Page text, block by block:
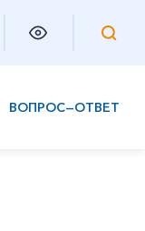
ВОПРОС—ОТВЕТ